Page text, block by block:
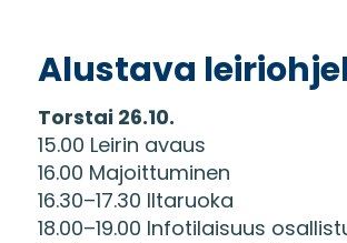
Alustava
Torstai 26.10.
15.00 Leirin avaus
16.00 Majoittuminen
16.30–17.30 Iltaruoka
18.00–19.00 Infotilaisuus